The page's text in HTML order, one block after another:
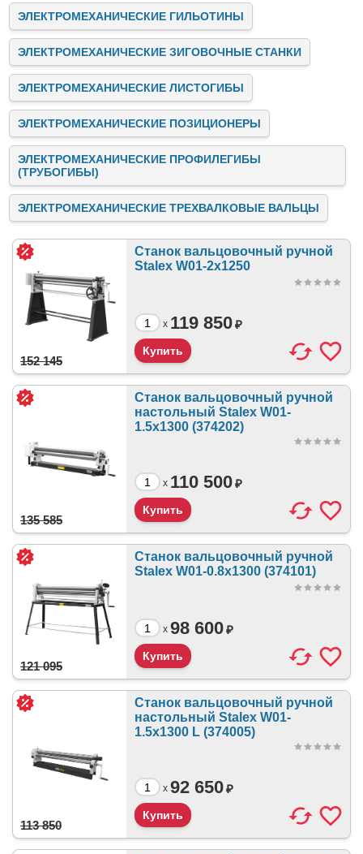
ЭЛЕКТРОМЕХАНИЧЕСКИЕ ГИЛЬОТИНЫ
ЭЛЕКТРОМЕХАНИЧЕСКИЕ ЗИГОВОЧНЫЕ СТАНКИ
ЭЛЕКТРОМЕХАНИЧЕСКИЕ ЛИСТОГИБЫ
ЭЛЕКТРОМЕХАНИЧЕСКИЕ ПОЗИЦИОНЕРЫ
ЭЛЕКТРОМЕХАНИЧЕСКИЕ ПРОФИЛЕГИБЫ
(ТРУБОГИБЫ)
ЭЛЕКТРОМЕХАНИЧЕСКИЕ ТРЕХВАЛКОВЫЕ ВАЛЬЦЫ
Станок вальцовочный ручной
Stalex W01-2х1250
x
152 145
119 850₽
Станок вальцовочный ручной
настольный Stalex W01-
1.5х1300 (374202)
x
135 585
110 500₽
Станок вальцовочный ручной
Stalex W01-0.8x1300 (374101)
x
121 095
98 600₽
Станок вальцовочный ручной
настольный Stalex W01-
1.5х1300 L (374005)
x
113 850
92 650₽